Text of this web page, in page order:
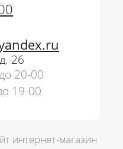
26
20-00
19-00
интернет-магазин